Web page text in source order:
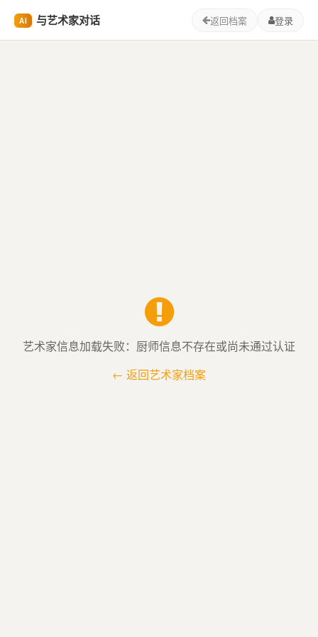
AI 与艺术家对话 返回档案 登录
艺术家信息加载失败：厨师信息不存在或尚未通过认证
← 返回艺术家档案